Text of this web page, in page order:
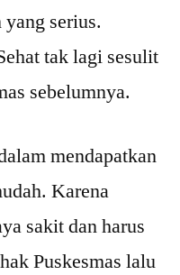
serius.
tak lagi sesulit
sebelumnya.
mendapatkan
Karena
sakit dan harus
Puskesmas lalu